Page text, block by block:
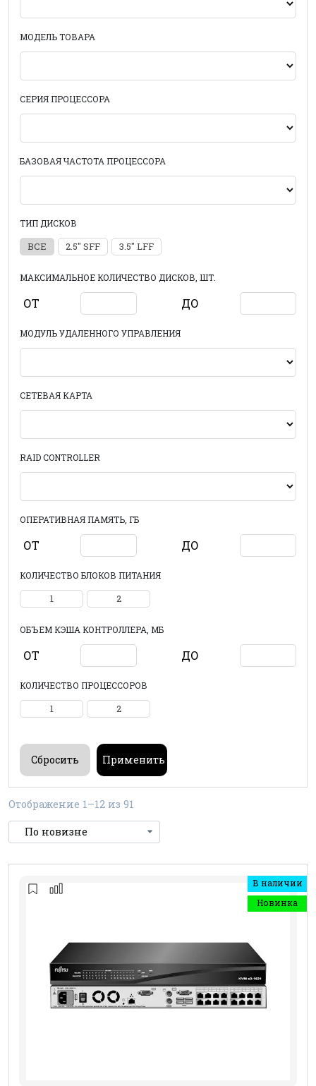
МОДЕЛЬ ТОВАРА
СЕРИЯ ПРОЦЕССОРА
БАЗОВАЯ ЧАСТОТА ПРОЦЕССОРА
ТИП ДИСКОВ
ВСЕ 2.5" SFF 3.5" LFF
МАКСИМАЛЬНОЕ КОЛИЧЕСТВО ДИСКОВ, ШТ.
ОТ ДО
МОДУЛЬ УДАЛЕННОГО УПРАВЛЕНИЯ
СЕТЕВАЯ КАРТА
RAID CONTROLLER
ОПЕРАТИВНАЯ ПАМЯТЬ, ГБ
ОТ ДО
КОЛИЧЕСТВО БЛОКОВ ПИТАНИЯ
1 2
ОБЪЕМ КЭША КОНТРОЛЛЕРА, МБ
ОТ ДО
КОЛИЧЕСТВО ПРОЦЕССОРОВ
1 2
Отображение 1–12 из 91
В наличии
Новинка